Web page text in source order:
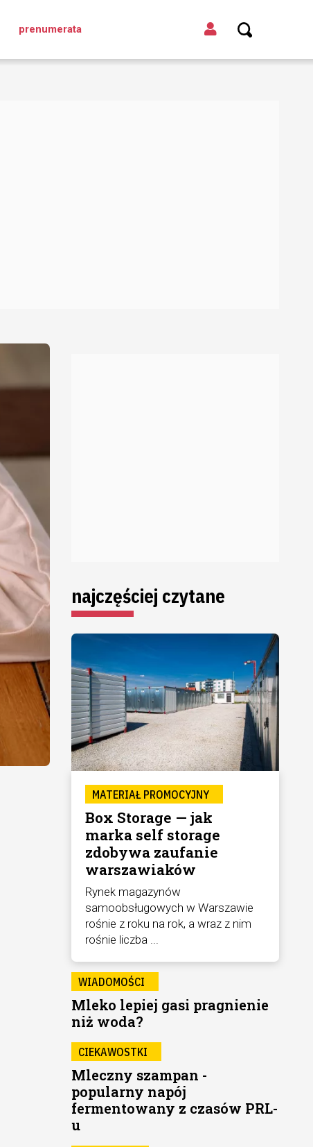
prenumerata
najczęściej czytane
MATERIAŁ PROMOCYJNY
Box Storage — jak
marka self storage
zdobywa zaufanie
warszawiaków
Rynek magazynów
samoobsługowych w Warszawie
rośnie z roku na rok, a wraz z nim
rośnie liczba ...
WIADOMOŚCI
Mleko lepiej gasi pragnienie
niż woda?
CIEKAWOSTKI
Mleczny szampan -
popularny napój
fermentowany z czasów PRL-
u